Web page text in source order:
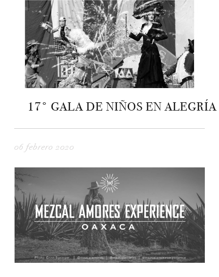
17° GALA DE NIÑOS EN ALEGRÍA
06 febrero 2020